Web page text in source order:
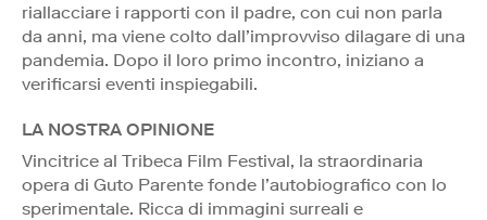
riallacciare i rapporti con il padre, con cui non parla
da anni, ma viene colto dall’improvviso dilagare di una
pandemia. Dopo il loro primo incontro, iniziano a
verificarsi eventi inspiegabili.
LA NOSTRA OPINIONE
Vincitrice al Tribeca Film Festival, la straordinaria
opera di Guto Parente fonde l’autobiografico con lo
sperimentale. Ricca di immagini surreali e